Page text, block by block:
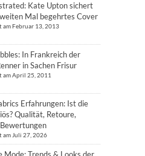
Kate Upton sichert
Mal begehrtes Cover
Februar 13, 2013
In Frankreich der
in Sachen Frisur
April 25, 2011
Erfahrungen: Ist die
Qualität, Retoure,
Juli 27, 2026